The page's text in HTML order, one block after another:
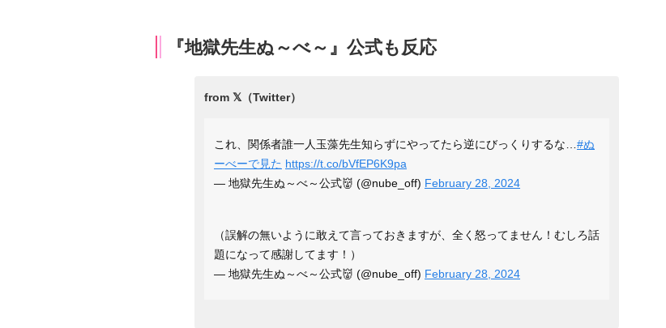
『地獄先生ぬ～べ～』公式も反応
これ、関係者誰一人玉藻先生知らずにやってたら逆にびっくりするな… #ぬ
ーべーで見た https://t.co/bVfEP6K9pa
— 地獄先生ぬ～べ～公式👹 (@nube_off) February 28, 2024
（誤解の無いように敢えて言っておきますが、全く怒ってません！むしろ話
題になって感謝してます！）
— 地獄先生ぬ～べ～公式👹 (@nube_off) February 28, 2024